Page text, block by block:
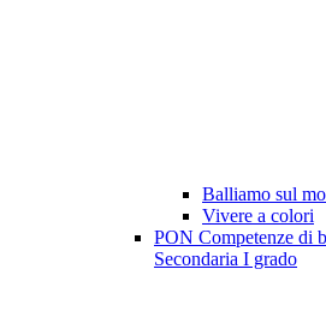
Balliamo sul
Vivere a colori
PON Competenze di
Secondaria I grado